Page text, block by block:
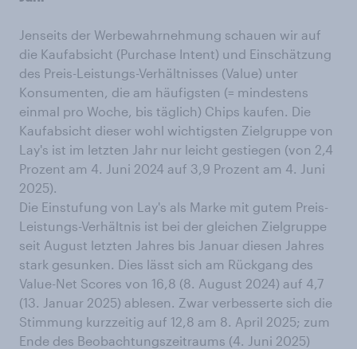
Jenseits der Werbewahrnehmung schauen wir auf
die Kaufabsicht (Purchase Intent) und Einschätzung
des Preis-Leistungs-Verhältnisses (Value) unter
Konsumenten, die am häufigsten (= mindestens
einmal pro Woche, bis täglich) Chips kaufen. Die
Kaufabsicht dieser wohl wichtigsten Zielgruppe von
Lay's ist im letzten Jahr nur leicht gestiegen (von 2,4
Prozent am 4. Juni 2024 auf 3,9 Prozent am 4. Juni
2025).
Die Einstufung von Lay's als Marke mit gutem Preis-
Leistungs-Verhältnis ist bei der gleichen Zielgruppe
seit August letzten Jahres bis Januar diesen Jahres
stark gesunken. Dies lässt sich am Rückgang des
Value-Net Scores von 16,8 (8. August 2024) auf 4,7
(13. Januar 2025) ablesen. Zwar verbesserte sich die
Stimmung kurzzeitig auf 12,8 am 8. April 2025; zum
Ende des Beobachtungszeitraums (4. Juni 2025)